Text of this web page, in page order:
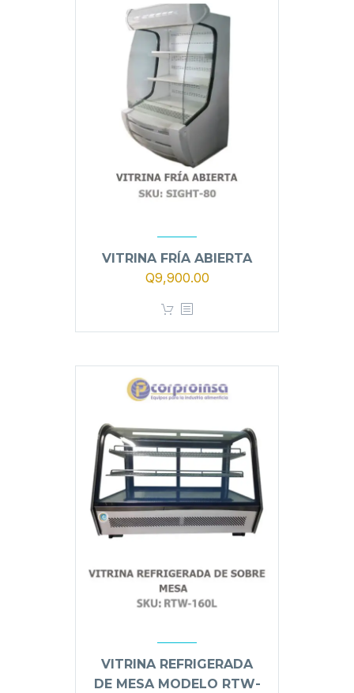
VITRINA FRÍA ABIERTA
Q9,900.00
VITRINA REFRIGERADA
DE MESA MODELO RTW-